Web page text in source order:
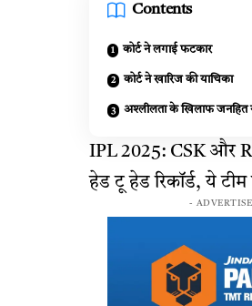
Contents
कोर्ट ने लगाई फटकार
कोर्ट ने खारिज की याचिका
अश्लीलता के खिलाफ जनहित
IPL 2025: CSK और
हेड टू हेड रिकॉर्ड, ये
-